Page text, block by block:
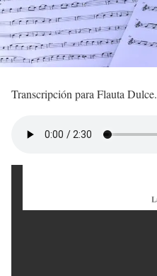
Transcripción para Flauta Dulce.